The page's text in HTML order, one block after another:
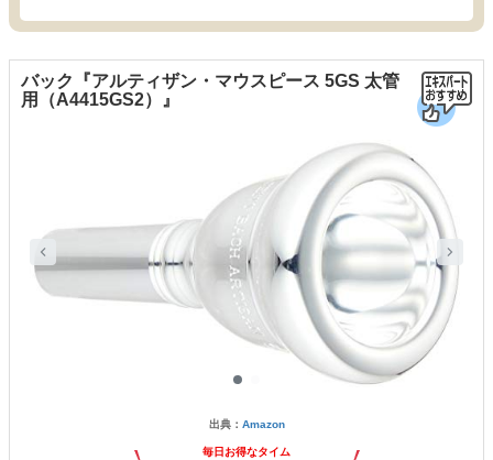
バック『アルティザン・マウスピース 5GS 太管
用（A4415GS2）』
出典： Amazon
毎日お得なタイム